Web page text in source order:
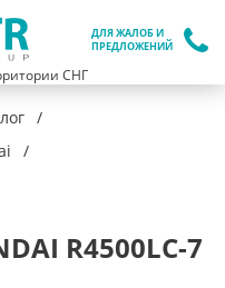
ДЛЯ ЖАЛОБ И
ПРЕДЛОЖЕНИЙ
СНГ
R4500LC-7